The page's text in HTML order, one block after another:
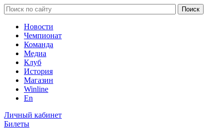
Новости
Чемпионат
Команда
Медиа
Клуб
История
Магазин
Winline
En
Личный кабинет
Билеты